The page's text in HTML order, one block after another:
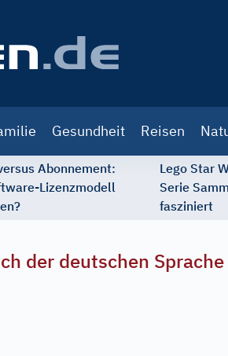
Gesundheit Reisen
Abonnement:
Lizenzmodell
Lego Star
Serie
fasziniert
der deutschen Sprache